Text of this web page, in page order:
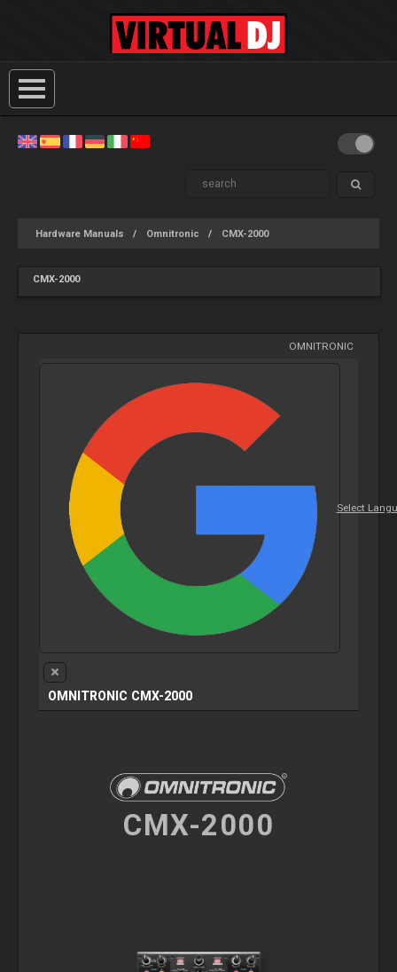
Hardware Manuals Omnitronic CMX-2000
CMX-2000
OMNITRONIC
Select
OMNITRONIC CMX-2000
CMX-2000